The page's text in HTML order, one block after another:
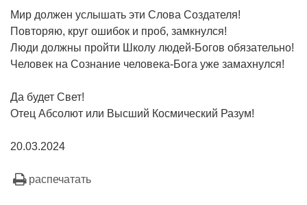
Мир должен услышать эти Слова Создателя!
Повторяю, круг ошибок и проб, замкнулся!
Люди должны пройти Школу людей-Богов обязательно!
Человек на Сознание человека-Бога уже замахнулся!
Да будет Свет!
Отец Абсолют или Высший Космический Разум!
20.03.2024
распечатать